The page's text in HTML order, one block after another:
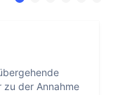
zu der Annahme